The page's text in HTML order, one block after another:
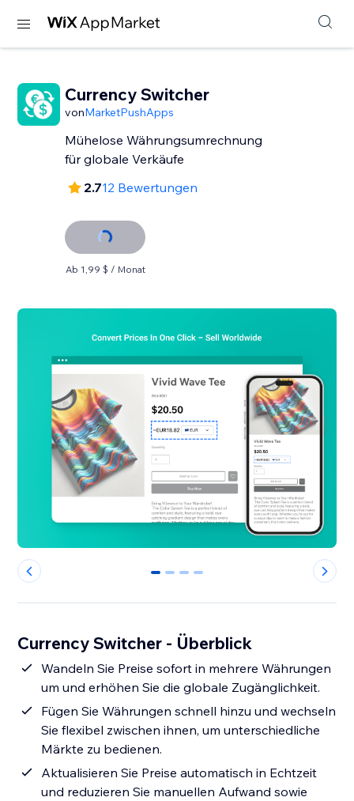
Currency Switcher
vonMarketPushApps
Mühelose Währungsumrechnung
für globale Verkäufe
2.712 Bewertungen
Ab 1,99 $ / Monat
0 1 2 3
Currency Switcher - Überblick
Wandeln Sie Preise sofort in mehrere Währungen
um und erhöhen Sie die globale Zugänglichkeit.
Fügen Sie Währungen schnell hinzu und wechseln
Sie flexibel zwischen ihnen, um unterschiedliche
Märkte zu bedienen.
Aktualisieren Sie Preise automatisch in Echtzeit
und reduzieren Sie manuellen Aufwand sowie